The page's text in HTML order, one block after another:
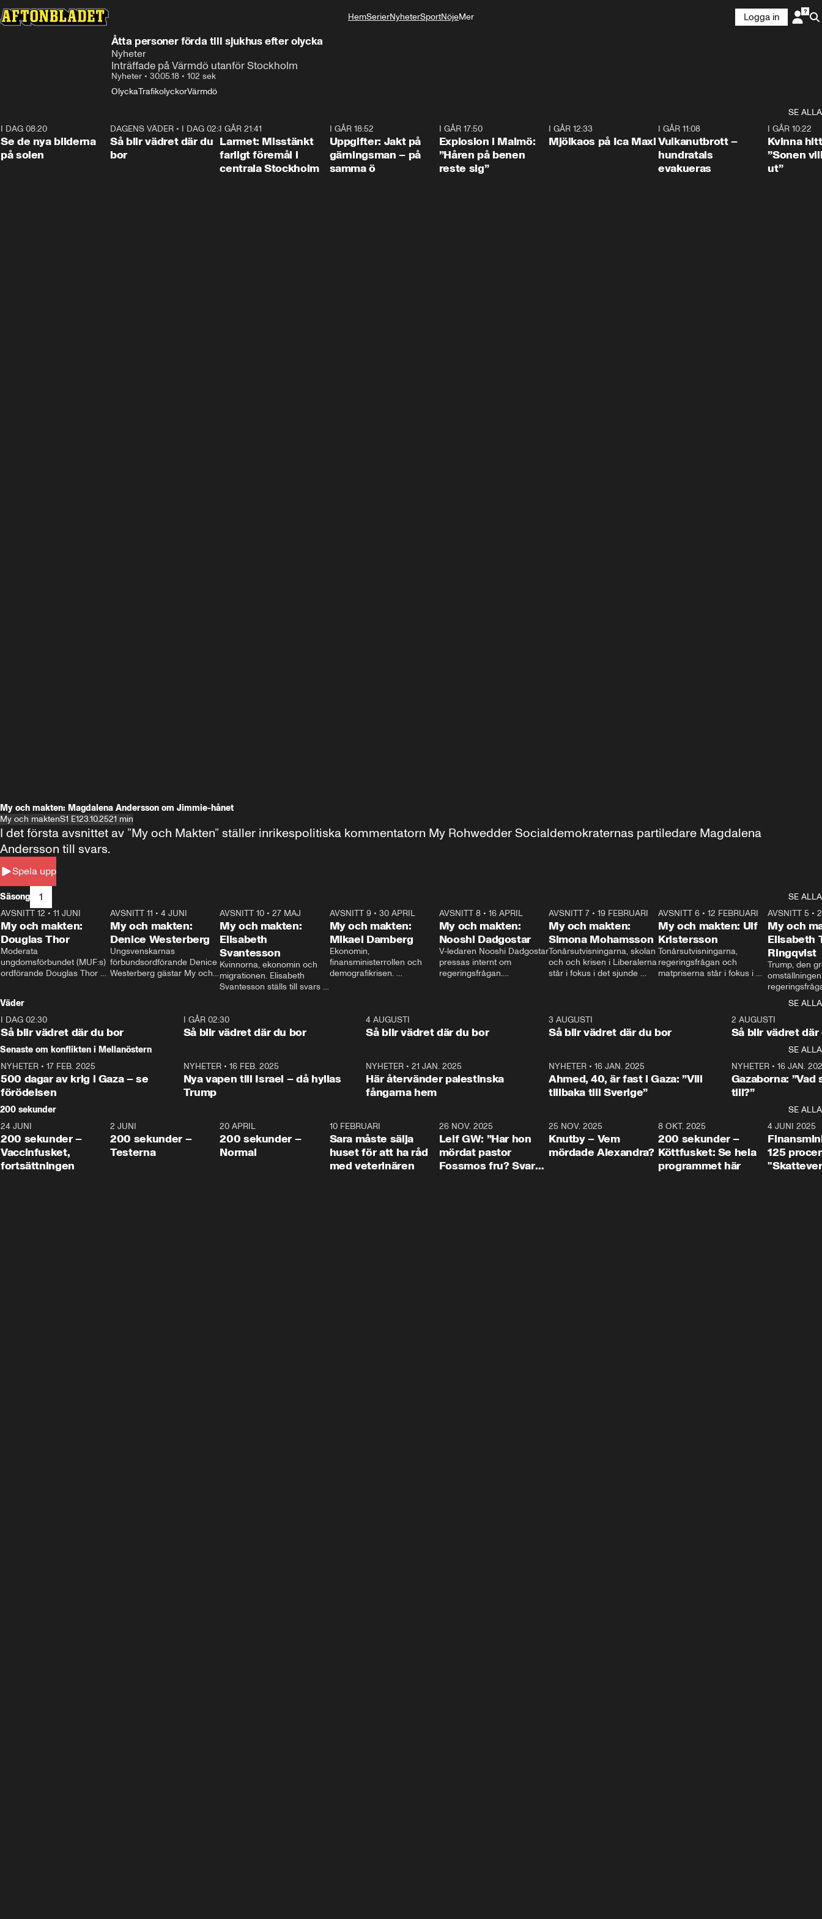
HemSerierNyheterSportNöjeMer
Logga in
Åtta personer förda till sjukhus efter olycka
Nyheter
Inträffade på Värmdö utanför Stockholm
Nyheter • 30.05.18 • 102 sek
OlyckaTrafikolyckorVärmdö
SE ALLA
I DAG 08:20
Se de nya bilderna
på solen
1:06
DAGENS VÄDER • I DAG 02:30
Så blir vädret där du
bor
I GÅR 21:41
Larmet: Misstänkt
farligt föremål i
centrala Stockholm
I GÅR 18:52
Uppgifter: Jakt på
gärningsman – på
samma ö
I GÅR 17:50
Explosion i Malmö:
”Håren på benen
reste sig”
I GÅR 12:33
Mjölkaos på Ica Maxi
I GÅR 11:08
Vulkanutbrott –
hundratals
evakueras
I GÅR 10:22
Kvinna
”Sonen
ut”
My och makten: Magdalena Andersson om Jimmie-hånet
My och maktenS1 E123.10.2521 min
Spela upp
I det första avsnittet av ”My och Makten” ställer inrikespolitiska kommentatorn My Rohwedder Socialdemokraternas partiledare Magdalena
Andersson till svars.
Säsong 1
SE ALLA
26:27
AVSNITT 12 • 11 JUNI
My och makten:
Douglas Thor
Moderata
ungdomsförbundet (MUF:s)
ordförande Douglas Thor
tonårsutvisningarna och hur
Moderaterna ska locka
väljare till valet i höst.
23:40
AVSNITT 11 •4 JUNI
My och makten:
Denice Westerberg
Ungsvenskarnas
förbundsordförande Denice
Westerberg gästar My och
AVSNITT 10 •27 MAJ
My och makten:
Elisabeth
Svantesson
Kvinnorna, ekonomin och
migrationen. Elisabeth
Svantesson ställs till svars
AVSNITT 9• 30 APRIL
My och makten:
Mikael Damberg
Ekonomin,
finansministerrollen och
demografikrisen.
och Makten.
AVSNITT 8• 16 APRIL
My och makten:
Nooshi Dadgostar
V-ledaren Nooshi Dadgostar
pressas internt om
regeringsfrågan.
– Vi ställer upp i val. Ska vi
vara med så sitter vi förstås
24:30
AVSNITT 7• 19 FEBRUARI
My och makten:
Simona Mohamsson
Tonårsutvisningarna, skolan
och och krisen i Liberalerna
står i fokus i det sjunde
kommentator My
Rohwedder ställer
utbildnings- och
Mohamsson till svars.
27:30
AVSNITT 6 •12 FEBRUARI
My och makten: Ulf
Kristersson
Tonårsutvisningarna,
regeringsfrågan och
matpriserna står i fokus i
Rohwedder ställer
statsminister Ulf Kristersson
AVSNITT 5 •
My och
Elisabeth
Ringqvist
Trump, den
centrum i
avsnittet av
Makten”. Se
Aftonbladets
Rohwedder
Thand Ring
Väder
SE ALLA
I DAG 02:30
Så blir vädret där du bor
1:06
I GÅR 02:30
Så blir vädret där du bor
4 AUGUSTI
Så blir vädret där du bor
3 AUGUSTI
Så blir vädret där du bor
2 AUGUSTI
Så blir vädret där
Senaste om konflikten i Mellanöstern
SE ALLA
NYHETER • 17 FEB. 2025
500 dagar av krig i Gaza – se
förödelsen
NYHETER• 16 FEB. 2025
Nya vapen till Israel – då hyllas
Trump
NYHETER •21 JAN. 2025
Här återvänder palestinska
fångarna hem
NYHETER• 16 JAN. 2025
Ahmed, 40, är fast i Gaza: ”Vill
tillbaka till Sverige”
NYHETER• 16 JAN.
Gazaborna:
till?”
200 sekunder
SE ALLA
5:00
24 JUNI
200 sekunder –
Vaccinfusket,
fortsättningen
4:23
2 JUNI
200 sekunder –
Testerna
20 APRIL
200 sekunder –
Normal
10 FEBRUARI
Sara måste sälja
huset för att ha råd
med veterinären
26 NOV. 2025
Leif GW: ”Har hon
mördat pastor
Fossmos fru? Svar
31:05
25 NOV. 2025
Knutby – Vem
mördade Alexandra?
4:29
8 OKT. 2025
200 sekunder –
Köttfusket: Se hela
programmet här
4 JUNI 2025
125